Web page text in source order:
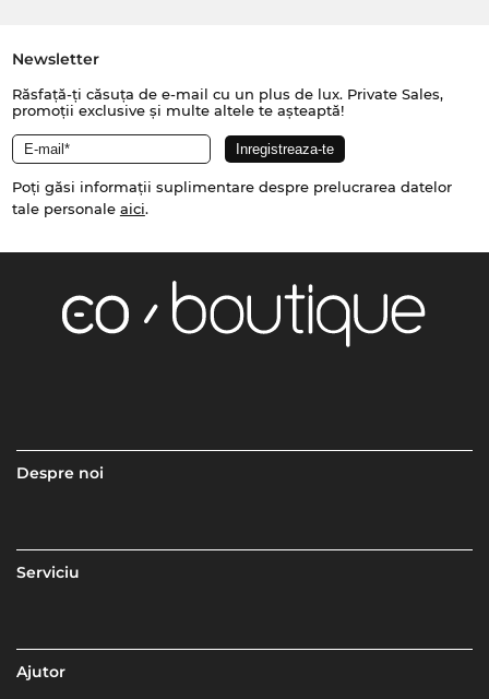
Newsletter
Răsfață-ți căsuța de e-mail cu un plus de lux. Private Sales,
promoții exclusive și multe altele te așteaptă!
Poți găsi informații suplimentare despre prelucrarea datelor
tale personale aici.
Despre noi
Serviciu
Ajutor